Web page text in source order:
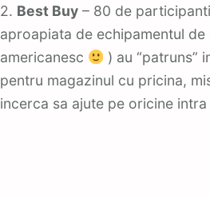
2. Best Buy – 80 de
aproapiata de echipamentul
americanesc
) au “patruns”
pentru magazinul cu pricina,
incerca sa ajute pe oricine